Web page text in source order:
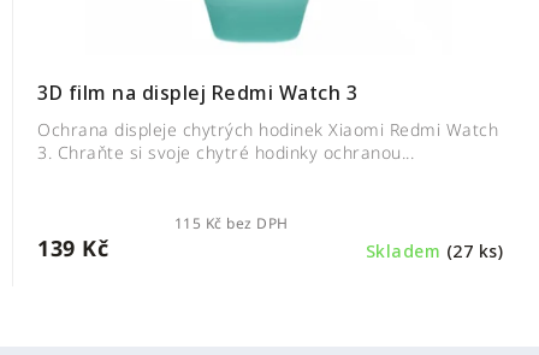
3D film na displej Redmi Watch 3
Skladem (27 ks)
115 Kč bez DPH
139 Kč
Ochrana displeje chytrých hodinek Xiaomi Redmi Watch
3. Chraňte si svoje chytré hodinky ochranou...